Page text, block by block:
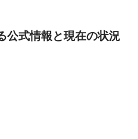
公式情報と現在の状況